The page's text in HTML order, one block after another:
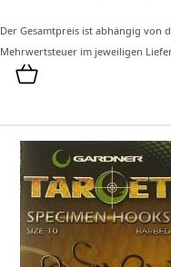
Der Gesamtpreis ist abhängig von
Mehrwertsteuer im jeweiligen